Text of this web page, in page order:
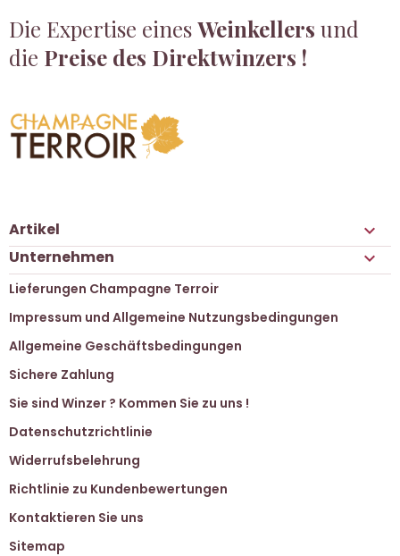
Die Expertise einesWeinkellers und
die Preise des Direktwinzers !
Artikel 
Unternehmen 
Lieferungen Champagne Terroir
Impressum und Allgemeine Nutzungsbedingungen
Allgemeine Geschäftsbedingungen
Sichere Zahlung
Sie sind Winzer ? Kommen Sie zu uns !
Datenschutzrichtlinie
Widerrufsbelehrung
Richtlinie zu Kundenbewertungen
Kontaktieren Sie uns
Sitemap